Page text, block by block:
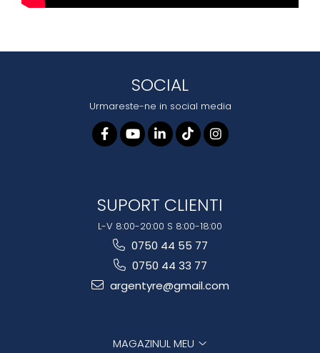
SOCIAL
Urmareste-ne in social media
SUPORT CLIENTI
L-V 8:00-20:00 S 8:00-18:00
0750 44 55 77
0750 44 33 77
argentyre@gmail.com
MAGAZINUL MEU